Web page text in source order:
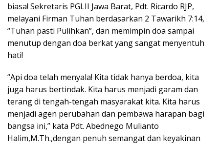
biasa! Sekretaris PGLII Jawa Barat, Pdt. Ricardo RJP,
melayani Firman Tuhan berdasarkan 2 Tawarikh 7:14,
“Tuhan pasti Pulihkan”, dan memimpin doa sampai
menutup dengan doa berkat yang sangat menyentuh
hati!
“Api doa telah menyala! Kita tidak hanya berdoa, kita
juga harus bertindak. Kita harus menjadi garam dan
terang di tengah-tengah masyarakat kita. Kita harus
menjadi agen perubahan dan pembawa harapan bagi
bangsa ini,” kata Pdt. Abednego Mulianto
Halim,M.Th.,dengan penuh semangat dan keyakinan